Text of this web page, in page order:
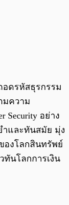
อดรหัสธุรกรรม
มความ
Security อย่าง
ำและทันสมัย มุ่ง
องโลกสินทรัพย์
ทันโลกการเงิน